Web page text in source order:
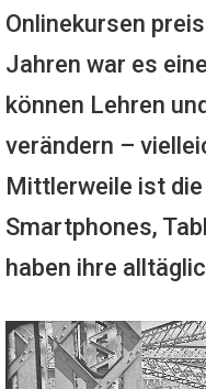
Onlinekursen
Jahren war es
können Lehren
verändern –
Mittlerweile ist
Smartphones,
haben ihre